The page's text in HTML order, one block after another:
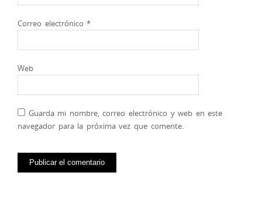
Correo electrónico*
Web
Guarda mi nombre, correo electrónico y web en este
navegador para la próxima vez que comente.